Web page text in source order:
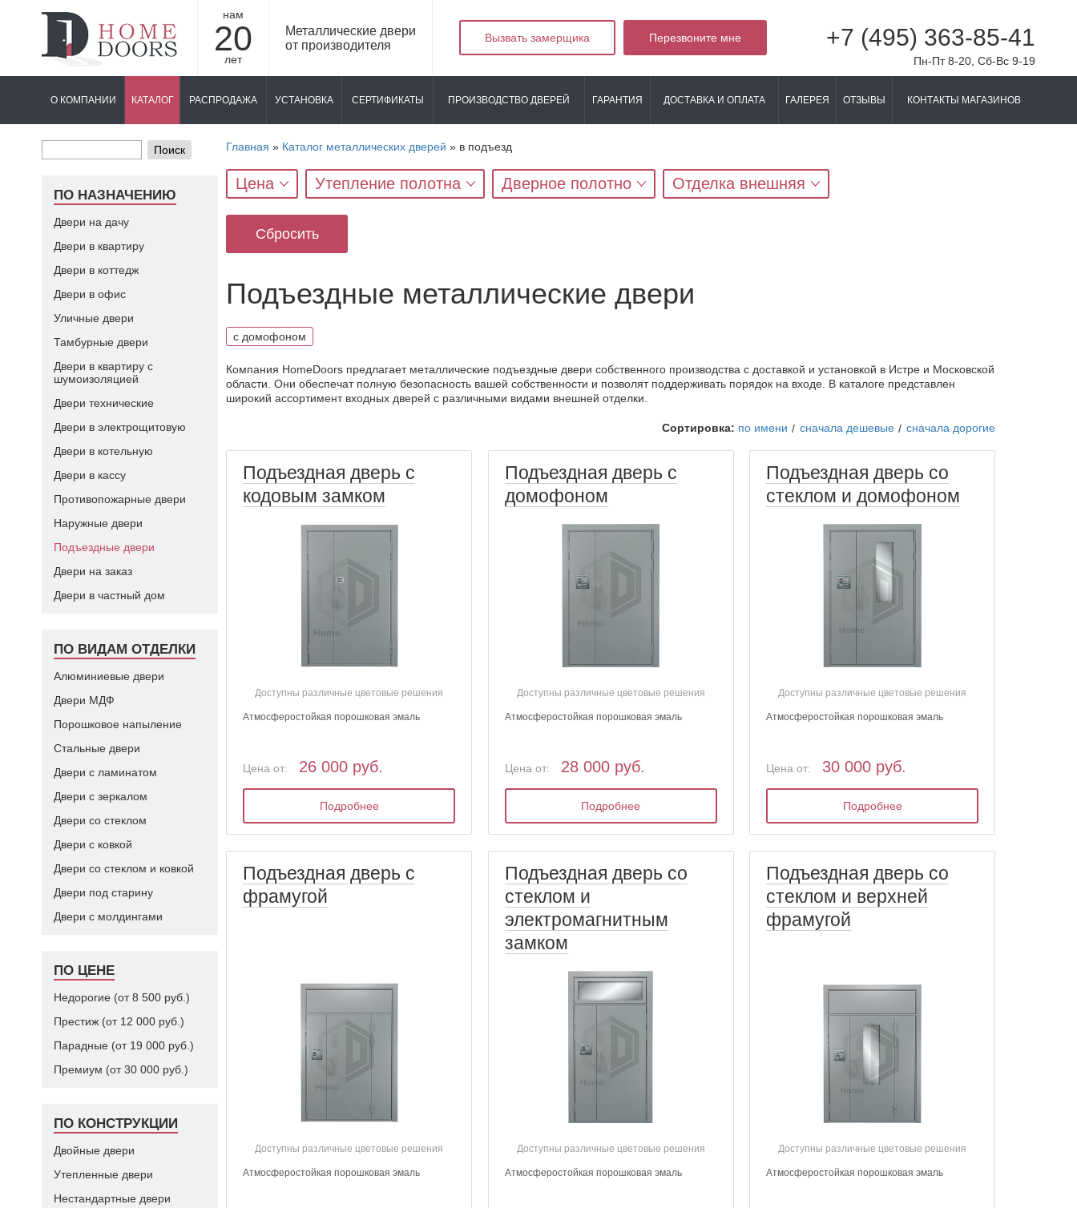
нам
20
лет
Металлические двери
от производителя
Вызвать замерщика Перезвоните мне +7 (495) 363-85-41
Пн-Пт 8-20, Сб-Вс 9-19
О КОМПАНИИ КАТАЛОГ РАСПРОДАЖА УСТАНОВКА СЕРТИФИКАТЫ ПРОИЗВОДСТВО ДВЕРЕЙ ГАРАНТИЯ ДОСТАВКА И ОПЛАТА ГАЛЕРЕЯ ОТЗЫВЫ КОНТАКТЫ МАГАЗИНОВ
Поиск
ПО НАЗНАЧЕНИЮ
Двери на дачу
Двери в квартиру
Двери в коттедж
Двери в офис
Уличные двери
Тамбурные двери
Двери в квартиру с
шумоизоляцией
Двери технические
Двери в электрощитовую
Двери в котельную
Двери в кассу
Противопожарные двери
Наружные двери
Подъездные двери
Двери на заказ
Двери в частный дом
ПО ВИДАМ ОТДЕЛКИ
Алюминиевые двери
Двери МДФ
Порошковое напыление
Стальные двери
Двери с ламинатом
Двери с зеркалом
Двери со стеклом
Двери с ковкой
Двери со стеклом и ковкой
Двери под старину
Двери с молдингами
ПО ЦЕНЕ
Недорогие (от 8 500 руб.)
Престиж (от 12 000 руб.)
Парадные (от 19 000 руб.)
Премиум (от 30 000 руб.)
ПО КОНСТРУКЦИИ
Двойные двери
Утепленные двери
Нестандартные двери
Главная » Каталог металлических дверей » в подъезд
Цена Утепление полотна Дверное полотно Отделка внешняя
Сбросить
Подъездные металлические двери
с домофоном
Компания HomeDoors предлагает металлические подъездные двери собственного производства с доставкой и установкой в Истре и Московской
области. Они обеспечат полную безопасность вашей собственности и позволят поддерживать порядок на входе. В каталоге представлен
широкий ассортимент входных дверей с различными видами внешней отделки.
Сортировка: по имени сначала дешевые сначала дорогие
Подъездная дверь с
кодовым замком
Доступны различные цветовые решения
Атмосферостойкая порошковая эмаль
Цена от: 26 000 руб.
Подробнее
Подъездная дверь с
домофоном
Доступны различные цветовые решения
Атмосферостойкая порошковая эмаль
Цена от: 28 000 руб.
Подробнее
Подъездная дверь со
стеклом и домофоном
Доступны различные цветовые решения
Атмосферостойкая порошковая эмаль
Цена от: 30 000 руб.
Подробнее
Подъездная дверь с
фрамугой
Доступны различные цветовые решения
Атмосферостойкая порошковая эмаль
Подъездная дверь со
стеклом и
электромагнитным
замком
Доступны различные цветовые решения
Атмосферостойкая порошковая эмаль
Подъездная дверь со
стеклом и верхней
фрамугой
Доступны различные цветовые решения
Атмосферостойкая порошковая эмаль